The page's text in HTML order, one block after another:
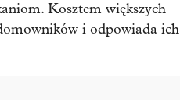
Kosztem większych
i odpowiada ich